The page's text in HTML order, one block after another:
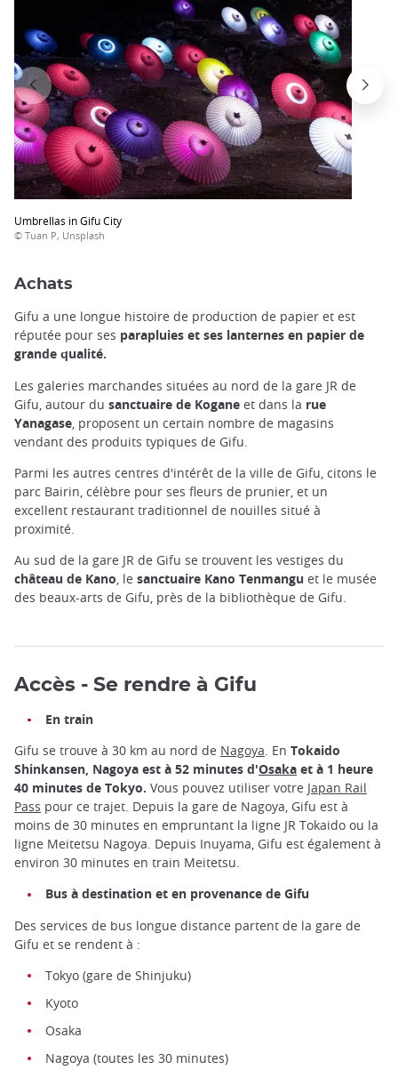
Umbrellas in Gifu City
© Tuan P, Unsplash
Achats
Gifu a une longue histoire de production de papier et est
réputée pour ses parapluies et ses lanternes en papier de
grande qualité.
Les galeries marchandes situées au nord de la gare JR de
Gifu, autour du sanctuaire de Kogane et dans la rue
Yanagase , proposent un certain nombre de magasins
vendant des produits typiques de Gifu.
Parmi les autres centres d'intérêt de la ville de Gifu, citons le
parc Bairin, célèbre pour ses fleurs de prunier, et un
excellent restaurant traditionnel de nouilles situé à
proximité.
Au sud de la gare JR de Gifu se trouvent les vestiges du
château de Kano, le sanctuaire Kano Tenmangu et le musée
des beaux-arts de Gifu, près de la bibliothèque de Gifu.
Accès - Se rendre à Gifu
En train
Gifu se trouve à 30 km au nord de Nagoya. En Tokaido
Shinkansen, Nagoya est à 52 minutes d'Osaka et à 1 heure
40 minutes de Tokyo. Vous pouvez utiliser votre Japan Rail
Pass pour ce trajet. Depuis la gare de Nagoya, Gifu est à
moins de 30 minutes en empruntant la ligne JR Tokaido ou la
ligne Meitetsu Nagoya. Depuis Inuyama, Gifu est également à
environ 30 minutes en train Meitetsu.
Bus à destination et en provenance de Gifu
Des services de bus longue distance partent de la gare de
Gifu et se rendent à :
Tokyo (gare de Shinjuku)
Kyoto
Osaka
Nagoya (toutes les 30 minutes)